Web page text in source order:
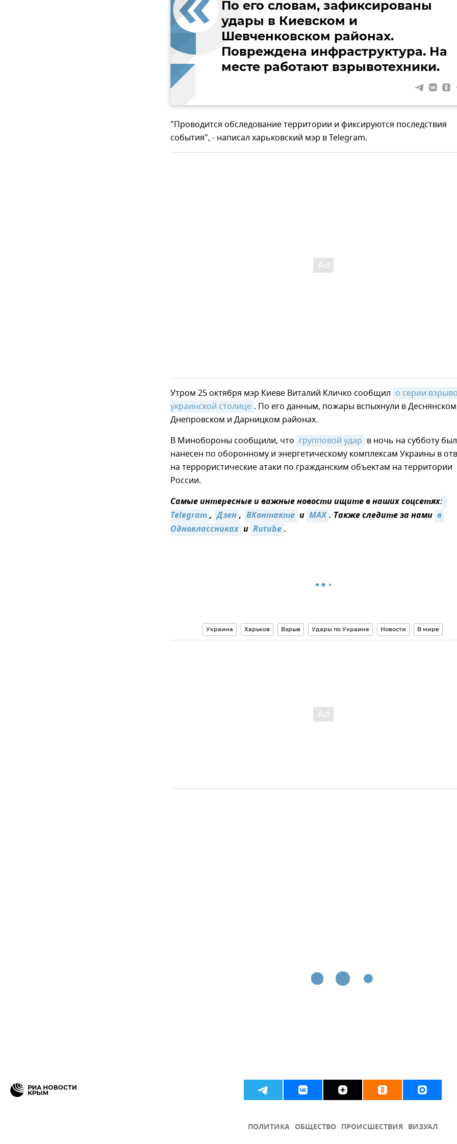
По его словам, зафиксированы
удары в Киевском и
Шевченковском районах.
Повреждена инфраструктура. На
месте работают взрывотехники.
"Проводится обследование территории и фиксируются последствия
события", - написал харьковский мэр в Telegram.
Утром 25 октября мэр Киеве Виталий Кличко сообщил о серии
украинской столице . По его данным, пожары вспыхнули в
Днепровском и Дарницком районах.
В Минобороны сообщили, что групповой удар в ночь на субботу был
нанесен по оборонному и энергетическому комплексам Украины в
на террористические атаки по гражданским объектам на территории
России.
Самые интересные и важные новости ищите в наших соцсетях:
Telegram, Дзен, ВКонтакте и MAX. Также следите за нами в
Одноклассниках и Rutube.
Украина Харьков Взрыв Удары по Украине Новости В мире
ПОЛИТИКА ОБЩЕСТВО ПРОИСШЕСТВИЯ ВИЗУАЛ